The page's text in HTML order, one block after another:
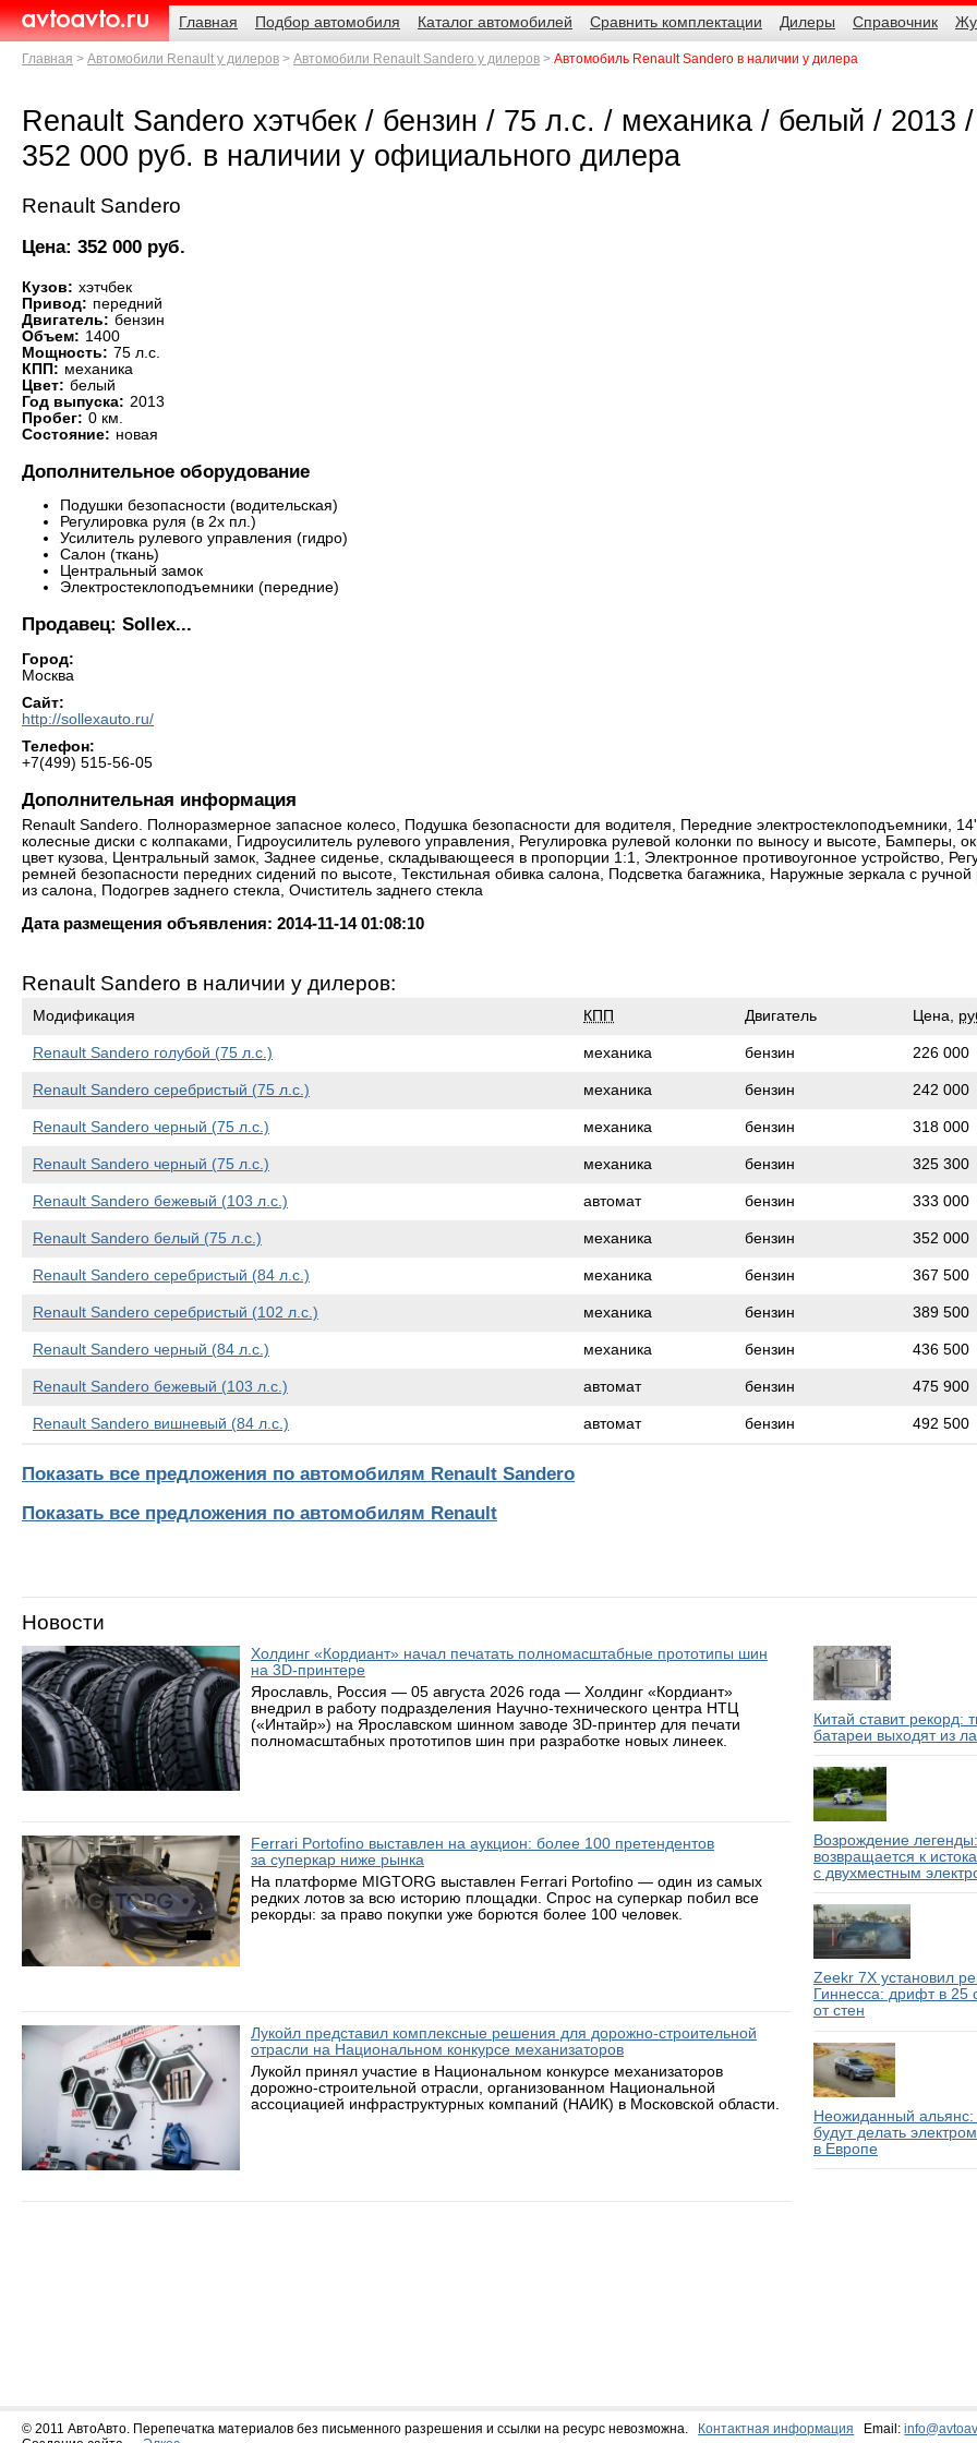
AvtoAvto.ru
Навигация
Главная
Подбор автомобиля Каталог автомобилей Сравнить комплектации Дилеры Справочник
Родительские
страницы
Главная Автомобили Renault у дилеров Автомобили Renault Sandero у дилеров Автомобиль Renault Sandero в наличии у дилера
Renault Sandero хэтчбек / бензин / 75 л.с. / механика / белый / 2013 /
352 000 руб. в наличии у официального дилера
Renault Sandero
Цена: 352 000 руб.
Кузов: хэтчбек
Привод: передний
Двигатель: бензин
Объем: 1400
Мощность: 75 л.с.
КПП: механика
Цвет: белый
Год выпуска: 2013
Пробег: 0 км.
Состояние: новая
Дополнительное оборудование
Подушки безопасности (водительская)
Регулировка руля (в 2х пл.)
Усилитель рулевого управления (гидро)
Салон (ткань)
Центральный замок
Электростеклоподъемники (передние)
Продавец: Sollex...
Город:
Москва
Сайт:
http://sollexauto.ru/
Телефон:
+7(499) 515-56-05
Дополнительная информация
Renault Sandero. Полноразмерное запасное колесо, Подушка безопасности для водителя, Передние электростеклоподъемники,
колесные диски с колпаками, Гидроусилитель рулевого управления, Регулировка рулевой колонки по выносу и высоте, Бамперы,
цвет кузова, Центральный замок, Заднее сиденье, складывающееся в пропорции 1:1, Электронное противоугонное устройство,
ремней безопасности передних сидений по высоте, Текстильная обивка салона, Подсветка багажника, Наружные зеркала с ручной
из салона, Подогрев заднего стекла, Очиститель заднего стекла
Дата размещения объявления: 2014-11-14 01:08:10
Renault Sandero в наличии у дилеров:
Модификация КПП Двигатель Цена,
Renault Sandero голубой (75 л.с.) механика бензин 226 000
Renault Sandero серебристый (75 л.с.) механика бензин 242 000
Renault Sandero черный (75 л.с.) механика бензин 318 000
Renault Sandero черный (75 л.с.) механика бензин 325 300
Renault Sandero бежевый (103 л.с.) автомат бензин 333 000
Renault Sandero белый (75 л.с.) механика бензин 352 000
Renault Sandero серебристый (84 л.с.) механика бензин 367 500
Renault Sandero серебристый (102 л.с.) механика бензин 389 500
Renault Sandero черный (84 л.с.) механика бензин 436 500
Renault Sandero бежевый (103 л.с.) автомат бензин 475 900
Renault Sandero вишневый (84 л.с.) автомат бензин 492 500
Показать все предложения по автомобилям Renault Sandero
Показать все предложения по автомобилям Renault
Новости
Холдинг «Кордиант» начал печатать полномасштабные прототипы шин
на 3D-принтере
Ярославль, Россия — 05 августа 2026 года — Холдинг «Кордиант»
внедрил в работу подразделения Научно-технического центра НТЦ
(«Интайр») на Ярославском шинном заводе 3D-принтер для печати
полномасштабных прототипов шин при разработке новых линеек.
Ferrari Portofino выставлен на аукцион: более 100 претендентов
за суперкар ниже рынка
На платформе MIGTORG выставлен Ferrari Portofino — один из самых
редких лотов за всю историю площадки. Спрос на суперкар побил все
рекорды: за право покупки уже борются более 100 человек.
Лукойл представил комплексные решения для дорожно-строительной
отрасли на Национальном конкурсе механизаторов
Лукойл принял участие в Национальном конкурсе механизаторов
дорожно-строительной отрасли, организованном Национальной
ассоциацией инфраструктурных компаний (НАИК) в Московской области.
Китай ставит рекорд:
батареи выходят из
Возрождение
возвращается к
с двухместным
Zeekr 7X установил
Гиннесса: дрифт в 25
от стен
Неожиданный
будут делать
в Европе
© 2011 АвтоАвто. Перепечатка материалов без письменного разрешения и ссылки на ресурс невозможна. Контактная информация Email: